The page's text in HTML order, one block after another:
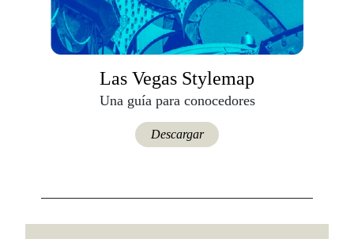
Las Vegas Stylemap
Una guía para conocedores
Descargar